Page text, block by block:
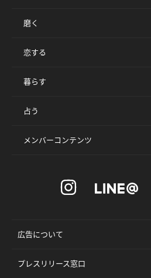
磨く
恋する
暮らす
占う
メンバーコンテンツ
広告について
プレスリリース窓口